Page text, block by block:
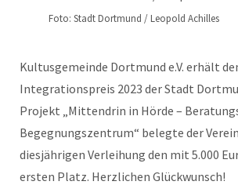
Foto: Stadt Dortmund / Leopold Achilles
Kultusgemeinde Dortmund e.V. erhält
Integrationspreis 2023 der Stadt
Projekt „Mittendrin in Hörde –
Begegnungszentrum“ belegte der
diesjährigen Verleihung den mit 5.000
ersten Platz. Herzlichen Glückwunsch!